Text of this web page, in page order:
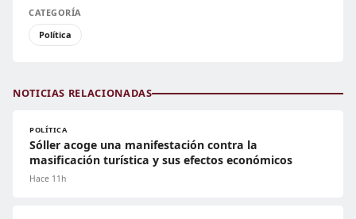
CATEGORÍA
Política
NOTICIAS RELACIONADAS
POLÍTICA
Sóller acoge una manifestación contra la
masificación turística y sus efectos económicos
Hace 11h